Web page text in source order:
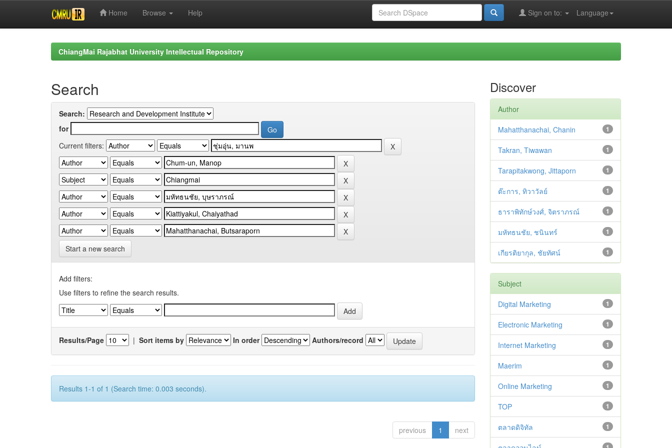
Home Browse Help Language
Sign on to:
ChiangMai Rajabhat University Intellectual Repository
Search
Search:
for
Current filters:
Start a new search
Add filters:
Use filters to refine the search results.
Results/Page | Sort items by In order Authors/record
Results 1-1 of 1 (Search time: 0.003 seconds).
previous 1 next
Discover
Author
1
Mahatthanachai, Chanin
1
Takran, Tiwawan
1
Tarapitakwong, Jittaporn
1
ต๊ะการ, ทิวาวัลย์
1
ธาราพิทักษ์วงศ์, จิตราภรณ์
1
มหัทธนชัย, ชนินทร์
1
เกียรติยากุล, ชัยทัศน์
Subject
1
Digital Marketing
1
Electronic Marketing
1
Internet Marketing
1
Maerim
1
Online Marketing
1
TOP
1
ตลาดดิจิทัล